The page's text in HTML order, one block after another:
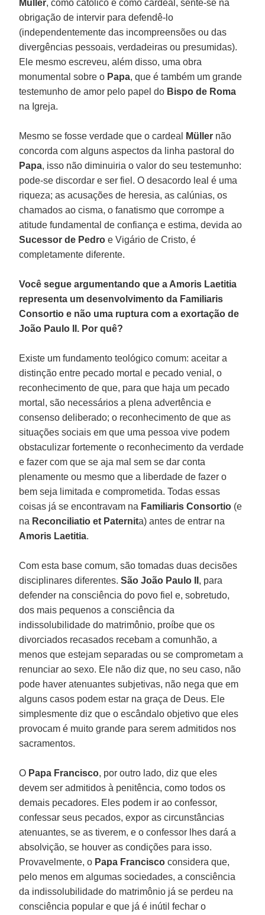
Müller, como católico e como cardeal, sente-se na
obrigação de intervir para defendê-lo
(independentemente das incompreensões ou das
divergências pessoais, verdadeiras ou presumidas).
Ele mesmo escreveu, além disso, uma obra
monumental sobre o Papa, que é também um grande
testemunho de amor pelo papel do Bispo de Roma
na Igreja.
Mesmo se fosse verdade que o cardeal Müller não
concorda com alguns aspectos da linha pastoral do
Papa, isso não diminuiria o valor do seu testemunho:
pode-se discordar e ser fiel. O desacordo leal é uma
riqueza; as acusações de heresia, as calúnias, os
chamados ao cisma, o fanatismo que corrompe a
atitude fundamental de confiança e estima, devida ao
Sucessor de Pedro e Vigário de Cristo, é
completamente diferente.
Você segue argumentando que a Amoris Laetitia
representa um desenvolvimento da Familiaris
Consortio e não uma ruptura com a exortação de
João Paulo II. Por quê?
Existe um fundamento teológico comum: aceitar a
distinção entre pecado mortal e pecado venial, o
reconhecimento de que, para que haja um pecado
mortal, são necessários a plena advertência e
consenso deliberado; o reconhecimento de que as
situações sociais em que uma pessoa vive podem
obstaculizar fortemente o reconhecimento da verdade
e fazer com que se aja mal sem se dar conta
plenamente ou mesmo que a liberdade de fazer o
bem seja limitada e comprometida. Todas essas
coisas já se encontravam na Familiaris Consortio (e
na Reconciliatio et Paternita) antes de entrar na
Amoris Laetitia.
Com esta base comum, são tomadas duas decisões
disciplinares diferentes.São João Paulo II , para
defender na consciência do povo fiel e, sobretudo,
dos mais pequenos a consciência da
indissolubilidade do matrimônio, proíbe que os
divorciados recasados recebam a comunhão, a
menos que estejam separadas ou se comprometam a
renunciar ao sexo. Ele não diz que, no seu caso, não
pode haver atenuantes subjetivas, não nega que em
alguns casos podem estar na graça de Deus. Ele
simplesmente diz que o escândalo objetivo que eles
provocam é muito grande para serem admitidos nos
sacramentos.
O Papa Francisco, por outro lado, diz que eles
devem ser admitidos à penitência, como todos os
demais pecadores. Eles podem ir ao confessor,
confessar seus pecados, expor as circunstâncias
atenuantes, se as tiverem, e o confessor lhes dará a
absolvição, se houver as condições para isso.
Provavelmente, o Papa Francisco considera que,
pelo menos em algumas sociedades, a consciência
da indissolubilidade do matrimônio já se perdeu na
consciência popular e que já é inútil fechar o